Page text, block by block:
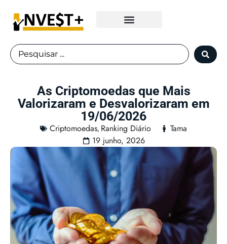
As Criptomoedas que Mais
Valorizaram e Desvalorizaram em
19/06/2026
Criptomoedas, Ranking Diário
Tama
19 junho, 2026